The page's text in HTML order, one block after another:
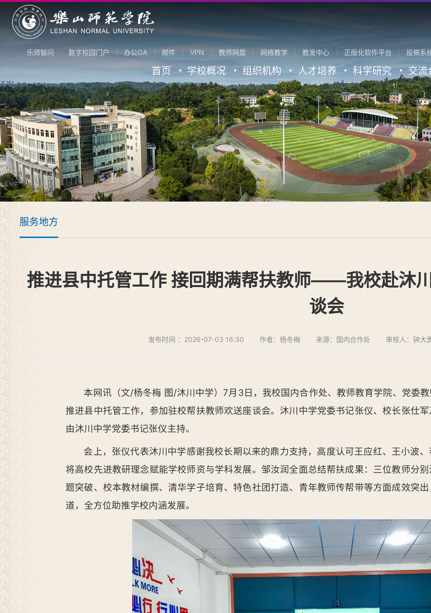
乐师智问 数字校园门户 办公OA 邮件 VPN 教师网盘 网络教学 教发中心 正版化软件平台 投稿系
首页 学校概况 组织机构 人才培养 科学研究 交流
服务地方
推进县中托管工作 接回期满帮扶教师——我校赴沐
谈会
发布时间 ：2026-07-03 16:30 作者：杨冬梅 来源：国内合作处 审核人：钟大
本网讯（文/杨冬梅 图/沐川中学）7月3日，我校国内合作处、教师教育学院、党委
推进县中托管工作，参加驻校帮扶教师欢送座谈会。沐川中学党委书记张仪、校长张仕
由沐川中学党委书记张仪主持。
会上，张仪代表沐川中学感谢我校长期以来的鼎力支持，高度认可王应红、王小波、
将高校先进教研理念赋能学校师资与学科发展。邹汝润全面总结帮扶成果：三位教师分
题突破、校本教材编撰、清华学子培育、特色社团打造、青年教师传帮带等方面成效突
道，全方位助推学校内涵发展。